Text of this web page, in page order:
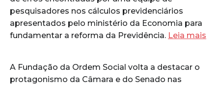
pesquisadores nos cálculos previdenciários
apresentados pelo ministério da Economia para
fundamentar a reforma da Previdência. Leia mais
A Fundação da Ordem Social volta a destacar o
protagonismo da Câmara e do Senado nas